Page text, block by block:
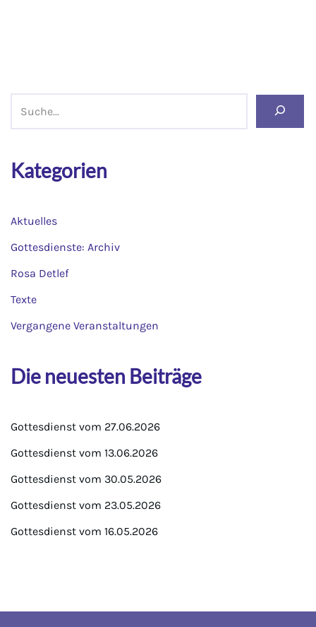
Kategorien
Aktuelles
Gottesdienste: Archiv
Rosa Detlef
Texte
Vergangene Veranstaltungen
Die neuesten Beiträge
Gottesdienst vom 27.06.2026
Gottesdienst vom 13.06.2026
Gottesdienst vom 30.05.2026
Gottesdienst vom 23.05.2026
Gottesdienst vom 16.05.2026